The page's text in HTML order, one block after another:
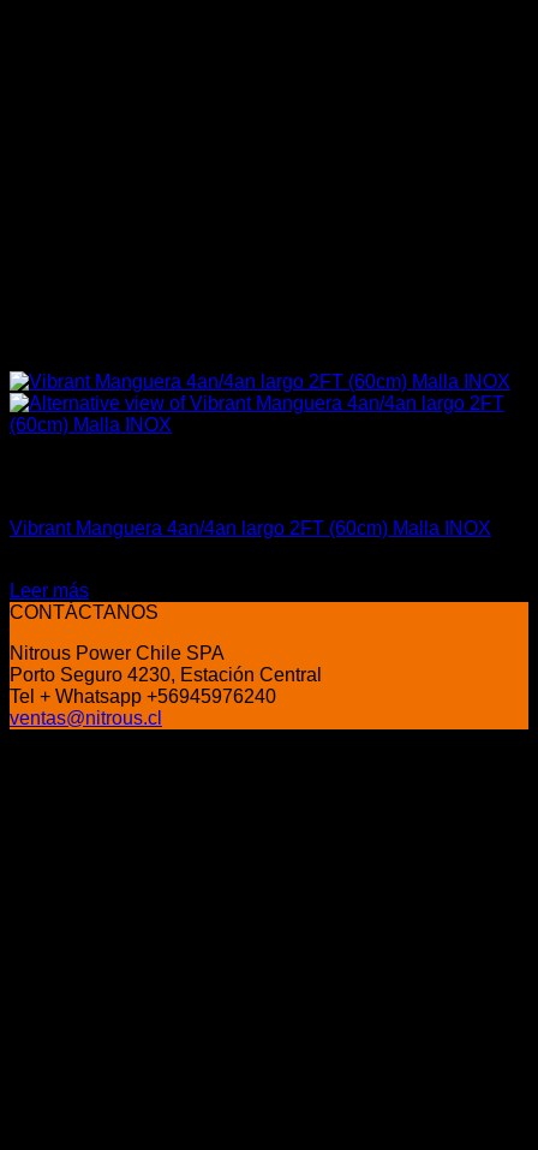
Vibrant Manguera 4an/4an largo 2FT (60cm) Malla INOX
precio
original
$45.000.
actual
$39.000.
Leer más
CONTÁCTANOS
Nitrous Power Chile SPA
Porto Seguro 4230, Estación Central
Tel + Whatsapp +56945976240
ventas@nitrous.cl